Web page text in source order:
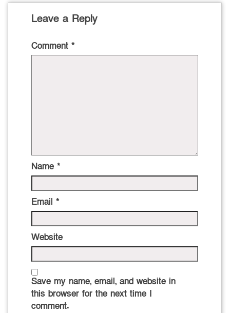
Leave a Reply
Comment *
Name *
Email *
Website
Save my name, email, and website in
this browser for the next time I
comment.